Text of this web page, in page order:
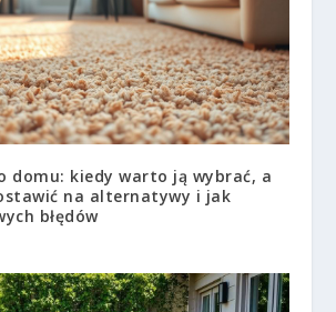
domu: kiedy warto ją wybrać, a
na alternatywy i jak
błędów